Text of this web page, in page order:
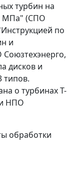
турбин на
МПа" (СПО
по
и
дисков и
типов.
о турбинах T-
НПО
обработки